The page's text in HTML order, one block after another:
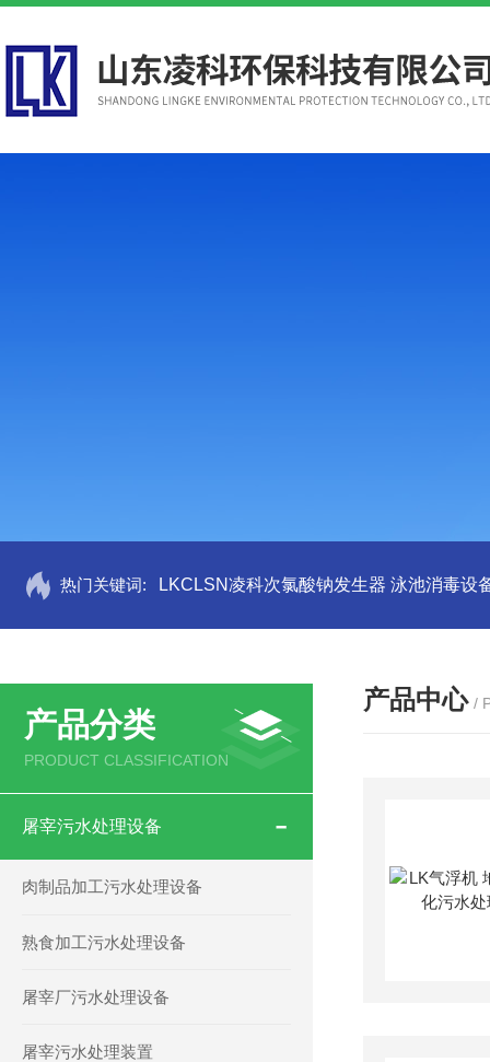
热门关键词: LKCLSN凌科次氯酸钠发生器 泳池消毒设
产品分类
PRODUCT CLASSIFICATION
屠宰污水处理设备
肉制品加工污水处理设备
熟食加工污水处理设备
屠宰厂污水处理设备
屠宰污水处理装置
产品中心 /